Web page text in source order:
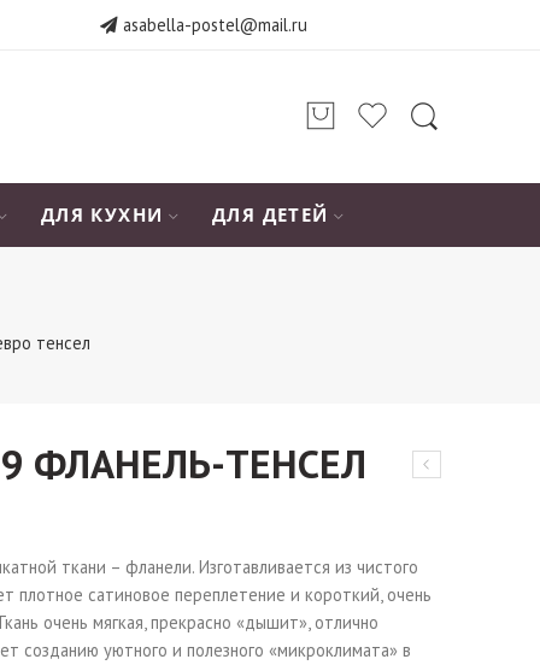
asabella-postel@mail.ru
ДЛЯ КУХНИ ДЛЯ ДЕТЕЙ
тенсел
ФЛАНЕЛЬ-ТЕНСЕЛ
ткани – фланели. Изготавливается из чистого
плотное сатиновое переплетение и короткий, очень
очень мягкая, прекрасно «дышит», отлично
созданию уютного и полезного «микроклимата» в